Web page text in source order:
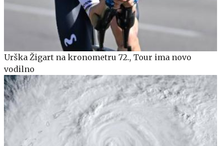
Urška Žigart na kronometru 72., Tour ima novo
vodilno